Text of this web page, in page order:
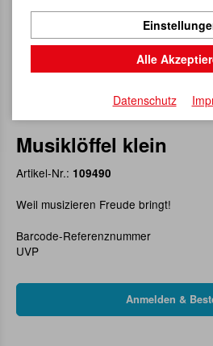
Musiklöffel klein
Artikel-Nr.: 109490
Weil musizieren Freude bringt!
Barcode-Referenznummer
UVP
Alle
Datenschutz